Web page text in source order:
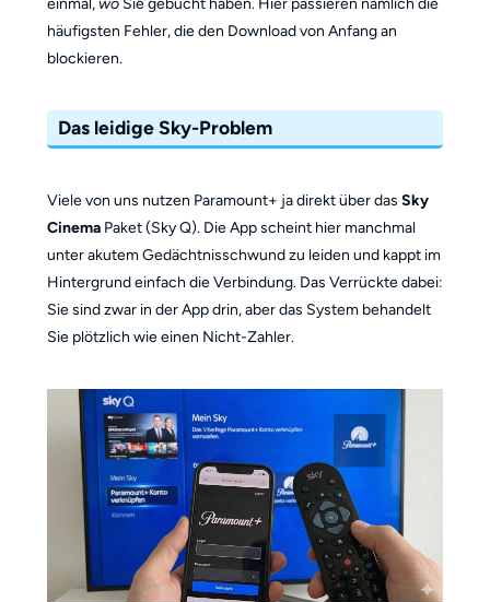
häufigsten Fehler, die den Download von Anfang an
blockieren.
Das leidige Sky-Problem
Viele von uns nutzen Paramount+ ja direkt über das Sky
CinemaPaket (Sky Q). Die App scheint hier manchmal
unter akutem Gedächtnisschwund zu leiden und kappt im
Hintergrund einfach die Verbindung. Das Verrückte dabei:
Sie sind zwar in der App drin, aber das System behandelt
Sie plötzlich wie einen Nicht-Zahler.